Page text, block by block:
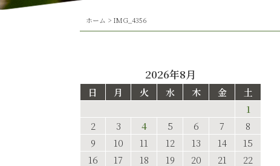
ホーム > IMG_4356
2026年8月
日 月 火 水 木 金
土
1
2
3 4 5 6 7
8
9
10 11 12 13 14
15
16
17 18 19 20 21
22